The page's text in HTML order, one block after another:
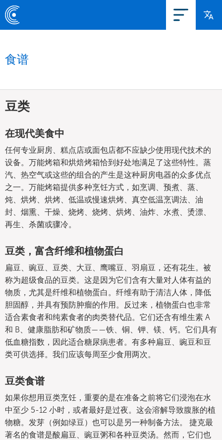
食谱
豆类
在现代美食中
任何专业厨房、糕点店或面包店都不应缺少使用现代技术的
设备。万能烤箱和烘焙烤箱恰到好处地满足了这些特性。蒸
汽、热空气或这些的组合的产生是这种厨房电器的众多优点
之一。万能烤箱提供多种烹饪方式，如烹调、预煮、蒸、
炖、烘烤、烘烤、低温或慢速烘烤、真空低温烹调法、油
封、烟熏、干燥、烧烤、烧烤、烘烤、油炸、水煮、烫漂、
再生、杀菌或骤冷。
豆类，富含纤维和植物蛋白
扁豆、豌豆、豆类、大豆、鹰嘴豆、羽扇豆，还有花生。被
称为超级食品的豆类。这是因为它们含有大量对人体有益的
物质，尤其是纤维和植物蛋白。纤维有助于清洁人体，降低
胆固醇，并具有预防肿瘤的作用。反过来，植物蛋白也非常
适合素食者和纯素食者的肉类替代品。它们还含有维生素 A
和 B、健康脂肪和矿物质——铁、铜、钾、镁、钙。它们具有
低血糖指数，因此适合糖尿病患者。有多种扁豆、豌豆和豆
类可供选择。我们应该每周至少食用两次。
豆类食谱
如果你想用豆类烹饪，重要的是在准备之前将它们浸泡在水
中至少 5-12 小时，或者最好是过夜。这会溶解导致腹胀的植
物糖。发芽（例如绿豆）也可以是另一种制备方法。 捷克最
著名的食谱是酸扁豆、豌豆粥和各种豆类汤。然而，它们也